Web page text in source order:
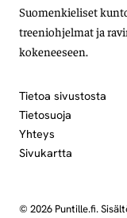
Suomenkieliset
treeniohjelmat ja
kokeneeseen.
Tietoa sivustosta
Tietosuoja
Yhteys
Sivukartta
© 2026 Puntille.fi.